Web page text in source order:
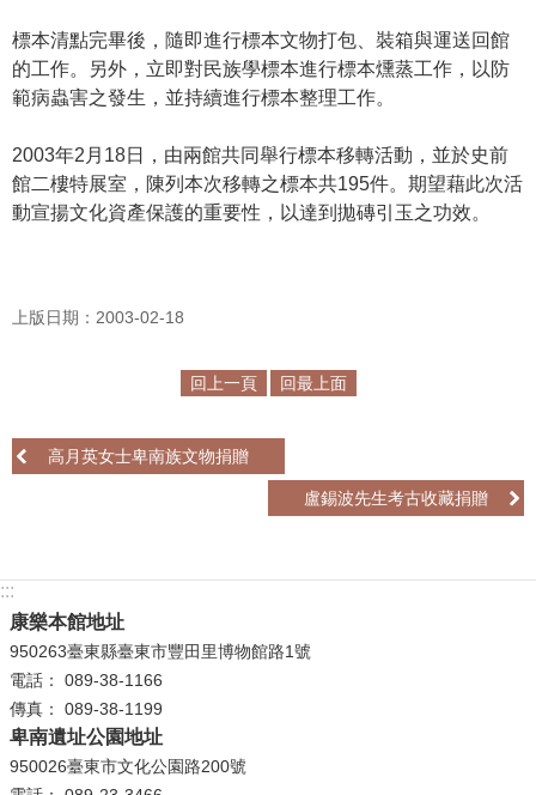
服
務
信
網
站
導
S
站
資
宣
告
私
權
保
標本清點完畢後，隨即進行標本文物打包、裝箱與運送回館
的工作。另外，立即對民族學標本進行標本燻蒸工作，以防
範病蟲害之發生，並持續進行標本整理工作。
2003年2月18日，由兩館共同舉行標本移轉活動，並於史前
館二樓特展室，陳列本次移轉之標本共195件。期望藉此次活
動宣揚文化資產保護的重要性，以達到拋磚引玉之功效。
上版日期：2003-02-18
回上一頁 回最上面
高月英女士卑南族文物捐贈
盧錫波先生考古收藏捐贈
:::
康樂本館地址
950263臺東縣臺東市豐田里博物館路1號
電話： 089-38-1166
傳真： 089-38-1199
卑南遺址公園地址
950026臺東市文化公園路200號